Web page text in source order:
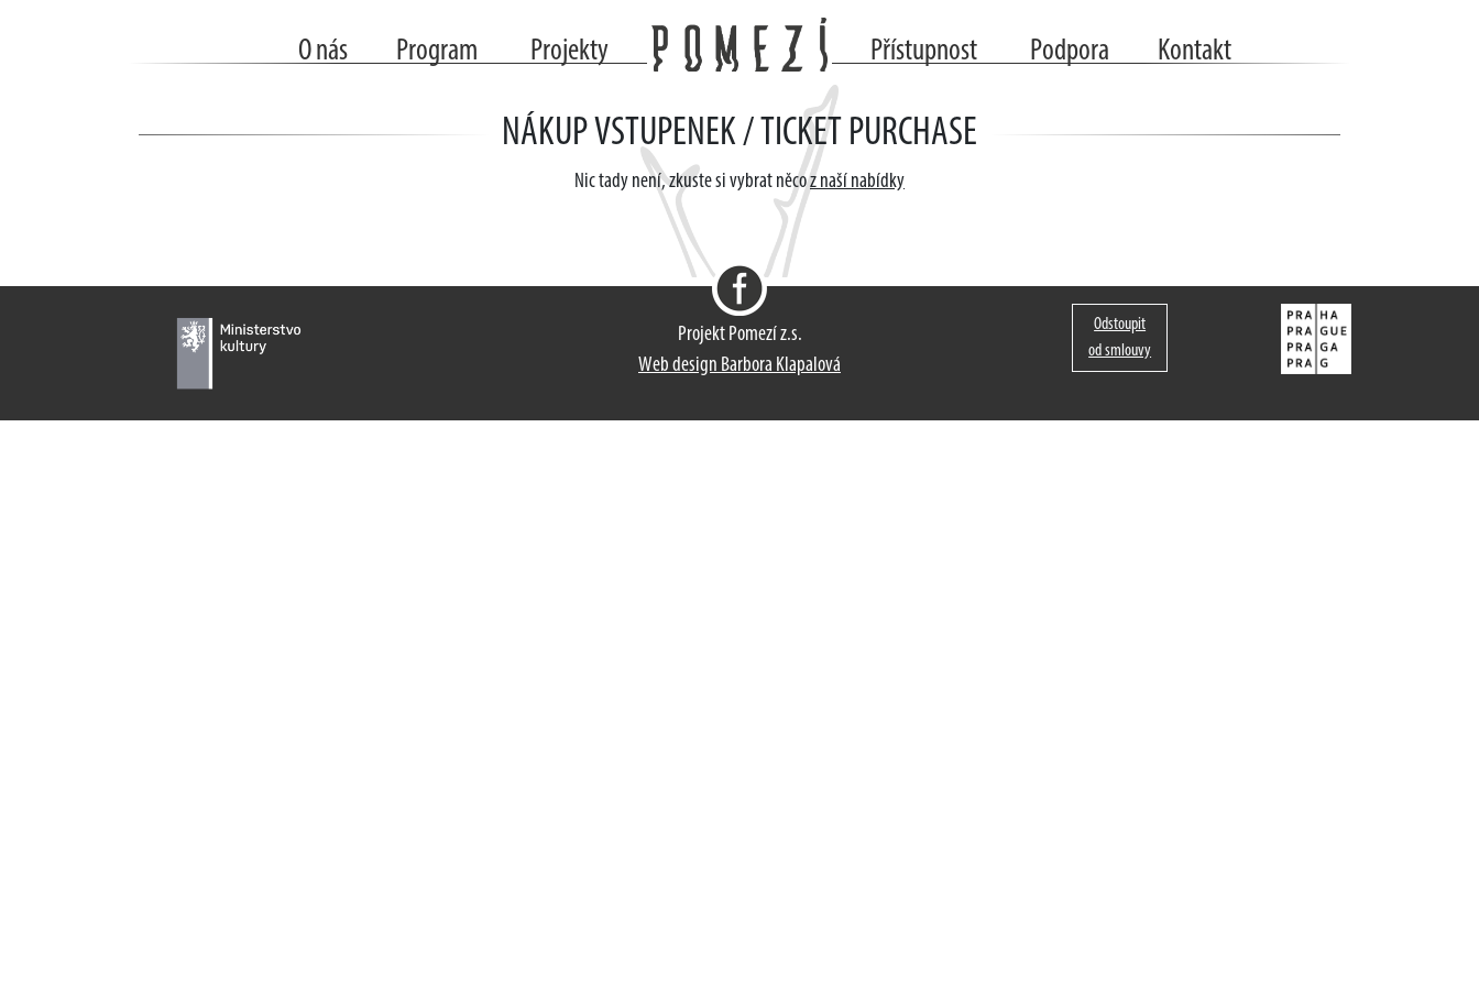
O nás Program Projekty Přístupnost Podpora Kontakt
NÁKUP VSTUPENEK / TICKET PURCHASE
Nic tady není, zkuste si vybrat něcoz naší nabídky
Projekt Pomezí z.s.
Web design Barbora Klapalová
Odstoupit
od smlouvy